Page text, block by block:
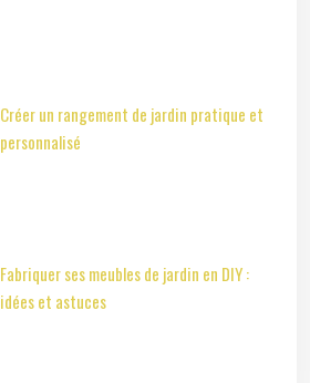
Créer un rangement de jardin pratique et
personnalisé
Fabriquer ses meubles de jardin en DIY :
idées et astuces